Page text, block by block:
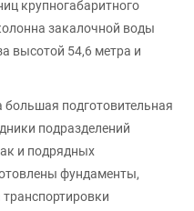
крупногабаритного
закалочной воды
высотой 54,6 метра и
подготовительная
подразделений
и подрядных
фундаменты,